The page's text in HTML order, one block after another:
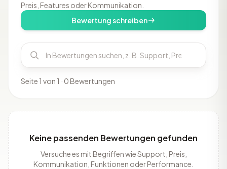
Preis, Features oder Kommunikation.
Bewertung schreiben
Seite 1 von 1 · 0 Bewertungen
Keine passenden Bewertungen gefunden
Versuche es mit Begriffen wie Support, Preis,
Kommunikation, Funktionen oder Performance.